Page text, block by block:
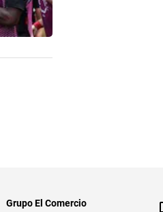
Grupo El Comercio